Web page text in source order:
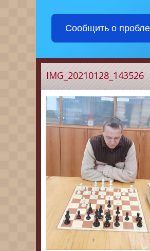
Сообщить о
IMG_20210128_143526